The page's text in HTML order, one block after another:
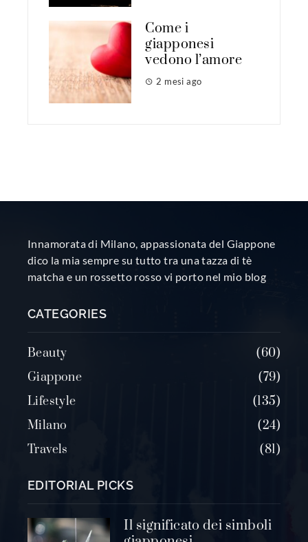
Come i
giapponesi
vedono l’amore
2 mesi ago
Innamorata di Milano, appassionata del Giappone
dico la mia sempre su tutto tra una tazza di tè
matcha e un rossetto rosso vi porto nel mio blog
CATEGORIES
Beauty
60
Giappone
79
Lifestyle
135
Milano
24
Travels
81
EDITORIAL PICKS
Il significato dei simboli